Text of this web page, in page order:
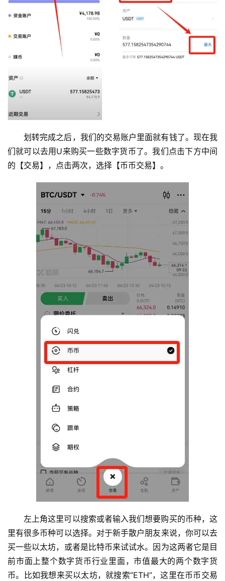
析
币
常
问
题
划转完成之后，我们的交易账户里面就有钱了。现在我
们就可以去用U来购买一些数字货币了。我们点击下方中间
的【交易】，点击两次，选择【币币交易】。
左上角这里可以搜索或者输入我们想要购买的币种，这
里有很多币种可以选择。对于新手散户朋友来说，你可以去
买一些以太坊，或者是比特币来试试水。因为这两者它是目
前市面上整个数字货币行业里面，市值最大的两个数字货
币。比如我想来买以太坊，就搜索“ETH”，这里在币币交易